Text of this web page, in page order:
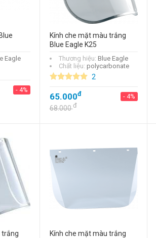
Eagle
- 4%
Kính che mặt màu trắng
Blue Eagle K25
Thương hiệu: Blue Eagle
Chất liệu: polycarbonate
2
65.000đ - 4%
68.000đ
trắng
Kính che mặt màu trắng